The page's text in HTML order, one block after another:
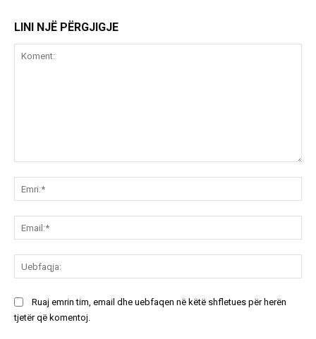
LINI NJË PËRGJIGJE
Ruaj emrin tim, email dhe uebfaqen në këtë shfletues për herën
tjetër që komentoj.